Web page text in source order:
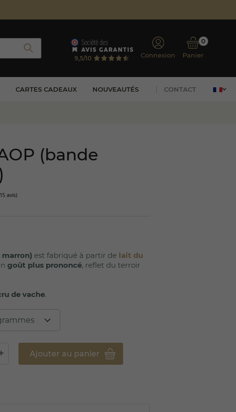
9,5/10 Connexion Panier
0
CARTES CADEAUX NOUVEAUTÉS CONTACT
(bande
marron) est fabriqué à partir de lait du
goût plus prononcé, reflet du terroir
de vache.
Ajouter au panier